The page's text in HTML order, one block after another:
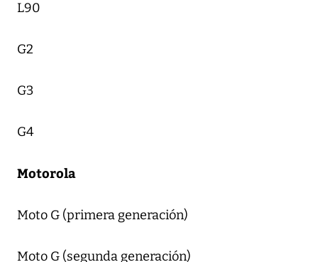
L90
G2
G3
G4
Motorola
Moto G (primera generación)
Moto G (segunda generación)